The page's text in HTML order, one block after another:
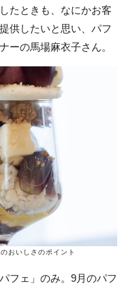
たときも、なにかお客
供したいと思い、パフ
ーの馬場麻衣子さん。
おいしさのポイント
フェ」のみ。9月のパフ